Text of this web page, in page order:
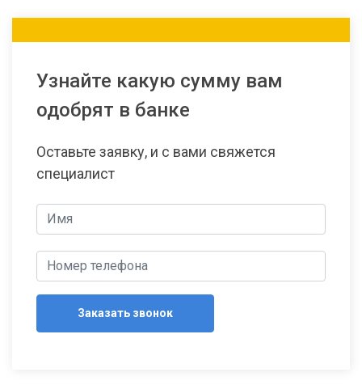
Узнайте какую сумму вам
одобрят в банке
Оставьте заявку, и с вами свяжется
специалист
Заказать звонок